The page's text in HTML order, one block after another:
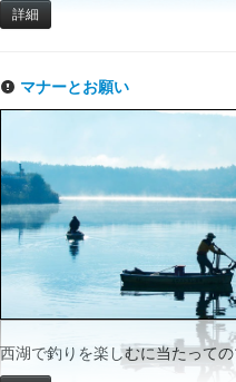
詳細
マナーとお願い
西湖で釣りを楽しむに当たって